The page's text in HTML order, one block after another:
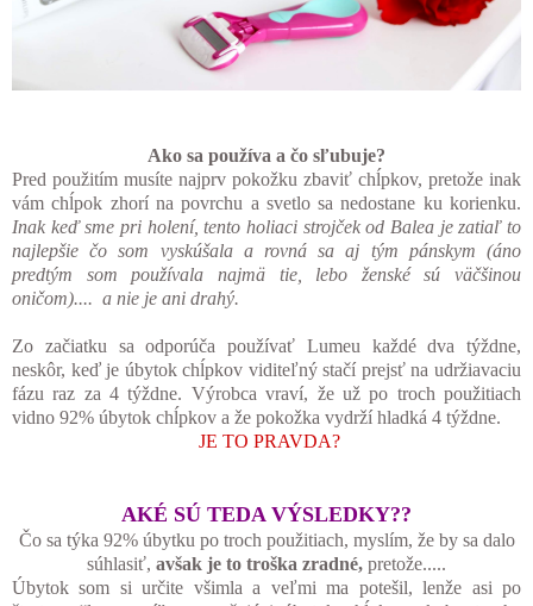
Ako sa používa a čo sľubuje?
Pred použitím musíte najprv pokožku zbaviť chĺpkov, pretože inak
vám chĺpok zhorí na povrchu a svetlo sa nedostane ku korienku.
Inak keď sme pri holení, tento holiaci strojček od Balea je zatiaľ to
najlepšie čo som vyskúšala a rovná sa aj tým pánskym (áno
predtým som používala najmä tie, lebo ženské sú väčšinou
oničom).... a nie je ani drahý.
Zo začiatku sa odporúča používať Lumeu každé dva týždne,
neskôr, keď je úbytok chĺpkov viditeľný stačí prejsť na udržiavaciu
fázu raz za 4 týždne. Výrobca vraví, že už po troch použitiach
vidno 92% úbytok chĺpkov a že pokožka vydrží hladká 4 týždne.
JE TO PRAVDA?
AKÉ SÚ TEDA VÝSLEDKY??
Čo sa týka 92% úbytku po troch použitiach, myslím, že by sa dalo
súhlasiť, avšak je to troška zradné, pretože.....
Úbytok som si určite všimla a veľmi ma potešil, lenže asi po